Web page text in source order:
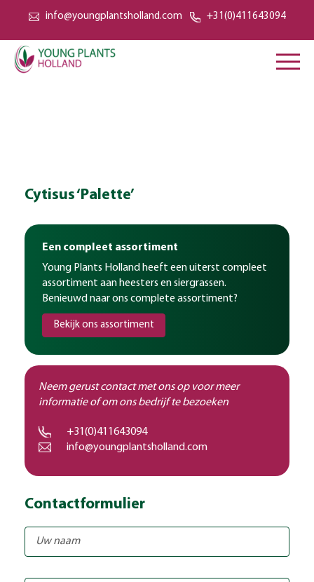
info@youngplantsholland.com +31(0)411643094
Cytisus ‘Palette’
Contactformulier
Een compleet assortiment
Young Plants Holland heeft een uiterst compleet
assortiment aan heesters en siergrassen.
Benieuwd naar ons complete assortiment?
Bekijk ons assortiment
Neem gerust contact met ons op voor meer
informatie of om ons bedrijf te bezoeken
+31(0)411643094
info@youngplantsholland.com